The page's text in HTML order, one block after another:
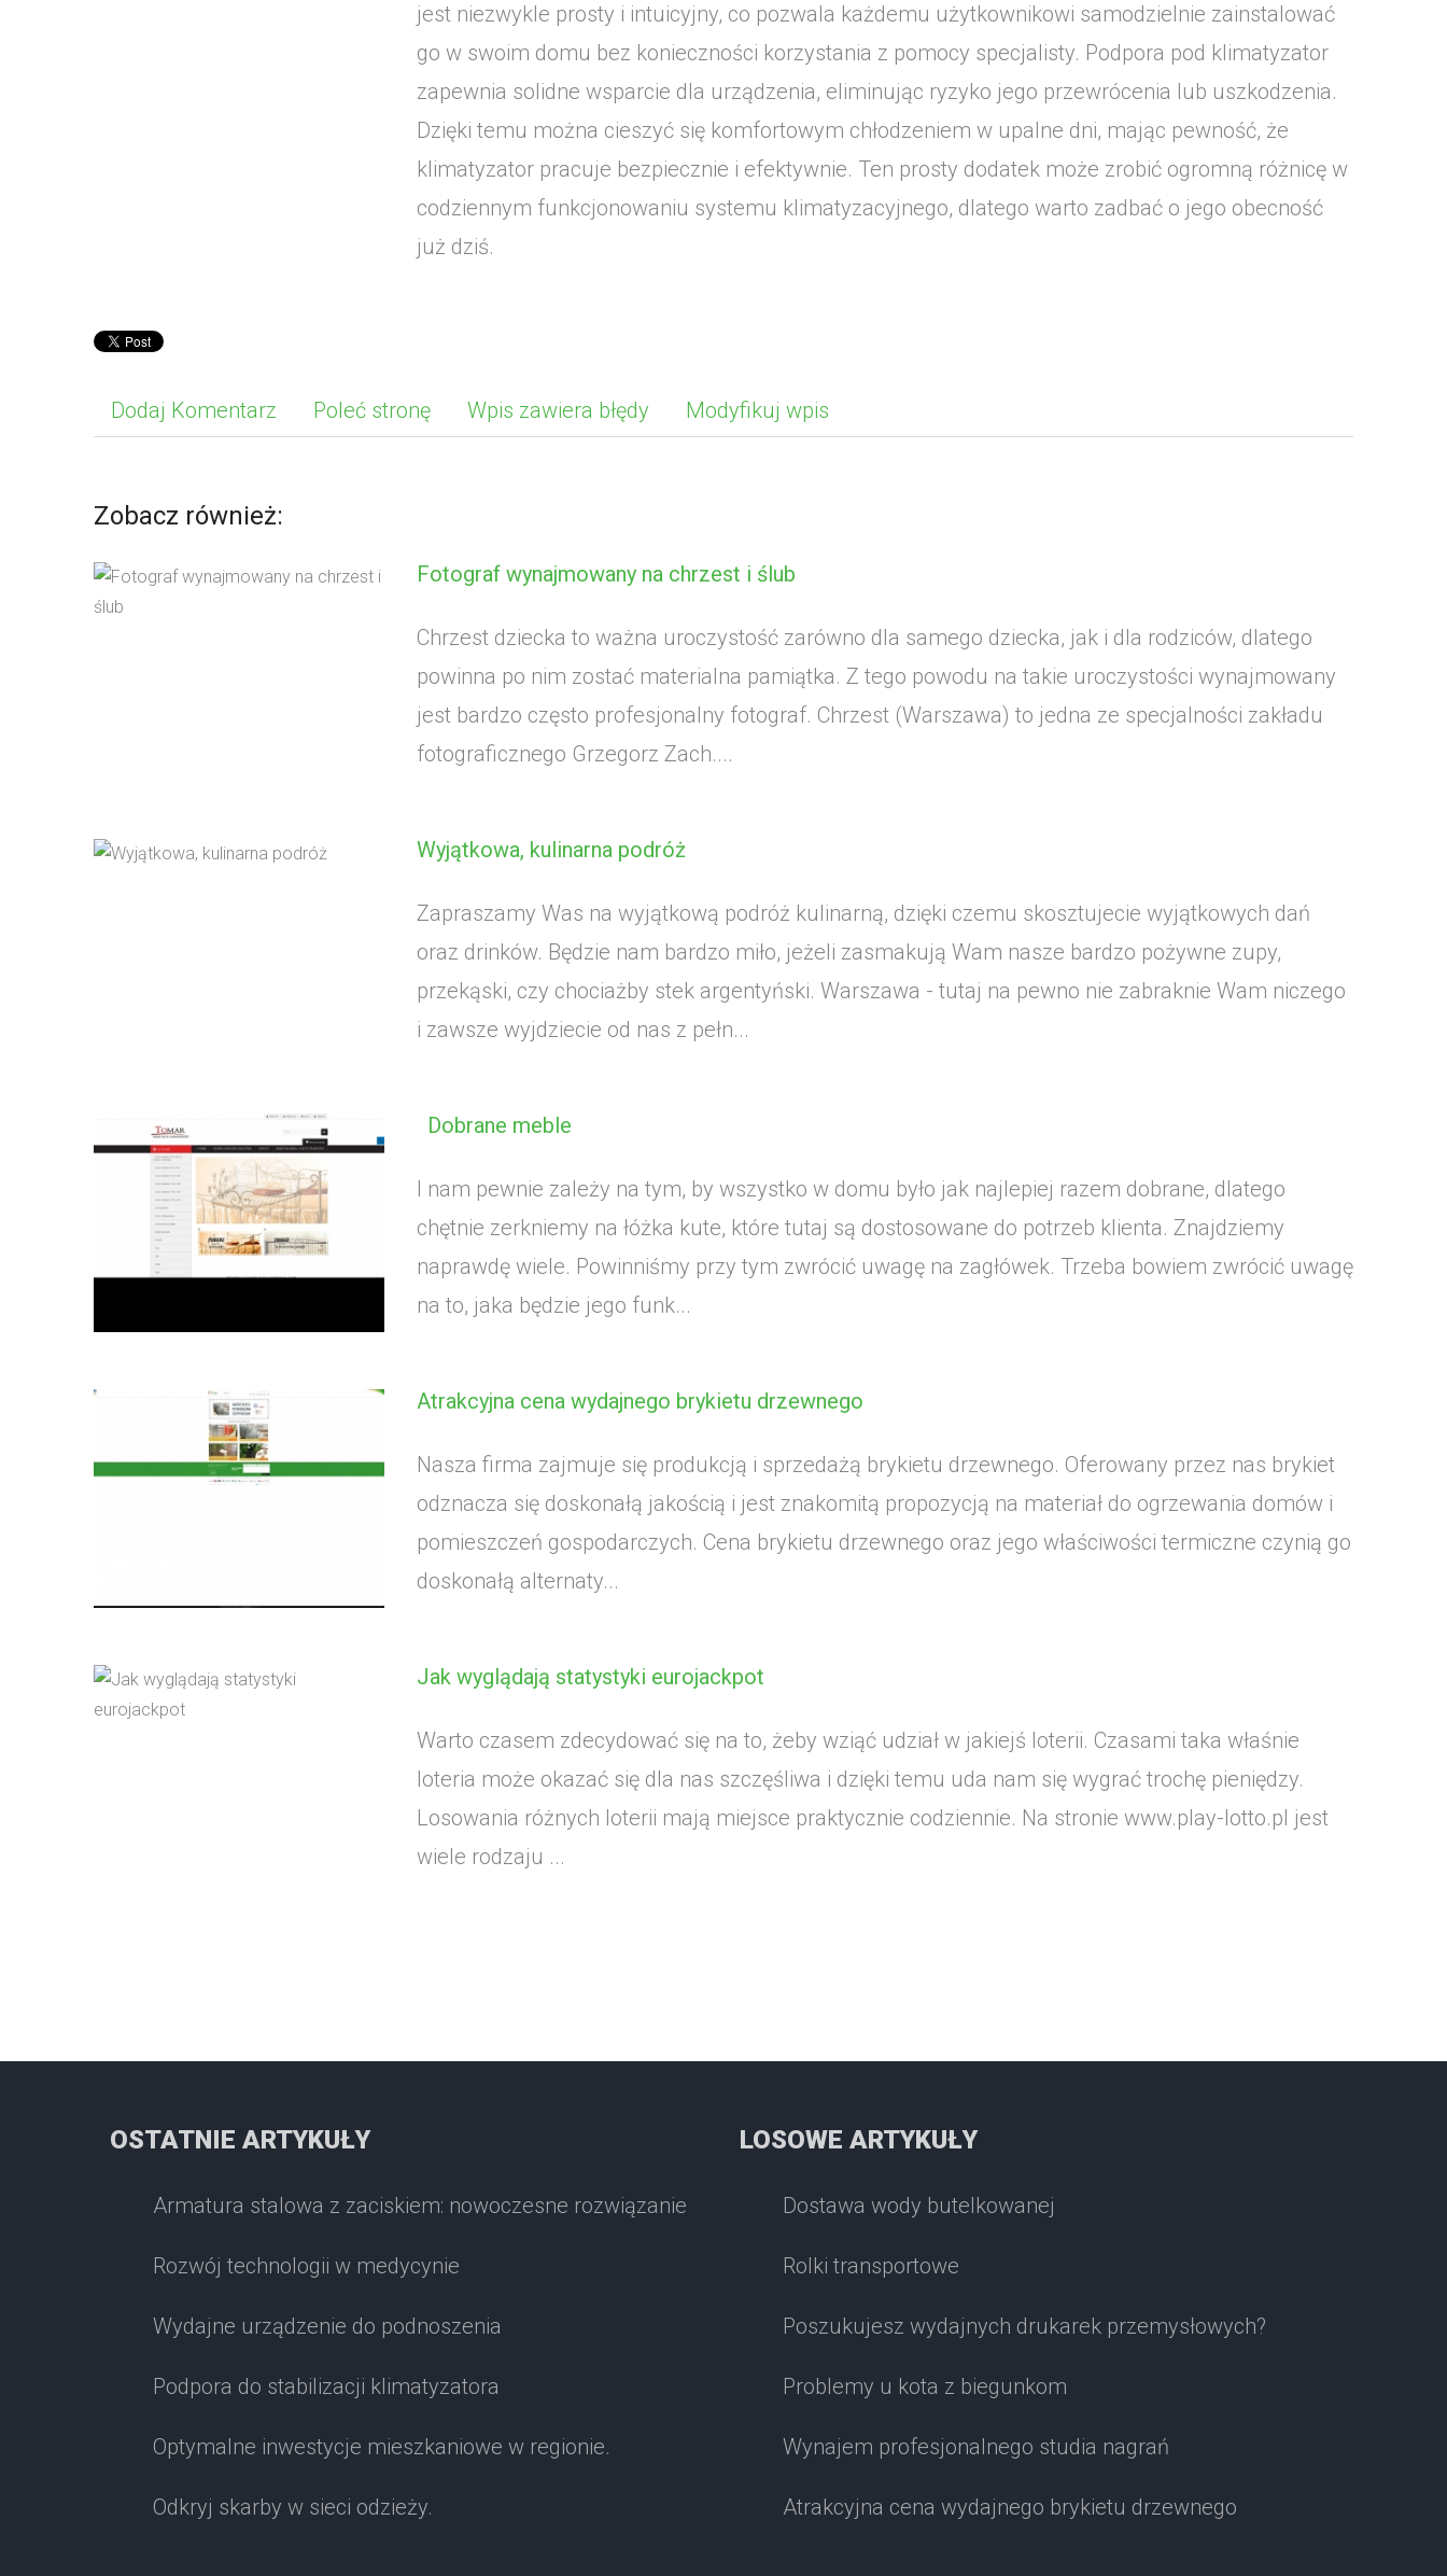
jest niezwykle prosty i intuicyjny, co pozwala każdemu użytkownikowi samodzielnie zainstalować
go w swoim domu bez konieczności korzystania z pomocy specjalisty. Podpora pod klimatyzator
zapewnia solidne wsparcie dla urządzenia, eliminując ryzyko jego przewrócenia lub uszkodzenia.
Dzięki temu można cieszyć się komfortowym chłodzeniem w upalne dni, mając pewność, że
klimatyzator pracuje bezpiecznie i efektywnie. Ten prosty dodatek może zrobić ogromną różnicę w
codziennym funkcjonowaniu systemu klimatyzacyjnego, dlatego warto zadbać o jego obecność
już dziś.
Dodaj Komentarz Poleć stronę Wpis zawiera błędy Modyfikuj wpis
Zobacz również:
Fotograf wynajmowany na chrzest i ślub
Chrzest dziecka to ważna uroczystość zarówno dla samego dziecka, jak i dla rodziców, dlatego
powinna po nim zostać materialna pamiątka. Z tego powodu na takie uroczystości wynajmowany
jest bardzo często profesjonalny fotograf. Chrzest (Warszawa) to jedna ze specjalności zakładu
fotograficznego Grzegorz Zach....
Wyjątkowa, kulinarna podróż
Zapraszamy Was na wyjątkową podróż kulinarną, dzięki czemu skosztujecie wyjątkowych dań
oraz drinków. Będzie nam bardzo miło, jeżeli zasmakują Wam nasze bardzo pożywne zupy,
przekąski, czy chociażby stek argentyński. Warszawa - tutaj na pewno nie zabraknie Wam niczego
i zawsze wyjdziecie od nas z pełn...
Dobrane meble
I nam pewnie zależy na tym, by wszystko w domu było jak najlepiej razem dobrane, dlatego
chętnie zerkniemy na łóżka kute, które tutaj są dostosowane do potrzeb klienta. Znajdziemy
naprawdę wiele. Powinniśmy przy tym zwrócić uwagę na zagłówek. Trzeba bowiem zwrócić uwagę
na to, jaka będzie jego funk...
Atrakcyjna cena wydajnego brykietu drzewnego
Nasza firma zajmuje się produkcją i sprzedażą brykietu drzewnego. Oferowany przez nas brykiet
odznacza się doskonałą jakością i jest znakomitą propozycją na materiał do ogrzewania domów i
pomieszczeń gospodarczych. Cena brykietu drzewnego oraz jego właściwości termiczne czynią go
doskonałą alternaty...
Jak wyglądają statystyki eurojackpot
Warto czasem zdecydować się na to, żeby wziąć udział w jakiejś loterii. Czasami taka właśnie
loteria może okazać się dla nas szczęśliwa i dzięki temu uda nam się wygrać trochę pieniędzy.
Losowania różnych loterii mają miejsce praktycznie codziennie. Na stronie www.play-lotto.pl jest
wiele rodzaju ...
OSTATNIE ARTYKUŁY
Armatura stalowa z zaciskiem: nowoczesne rozwiązanie
Rozwój technologii w medycynie
Wydajne urządzenie do podnoszenia
Podpora do stabilizacji klimatyzatora
Optymalne inwestycje mieszkaniowe w regionie.
Odkryj skarby w sieci odzieży.
LOSOWE ARTYKUŁY
Dostawa wody butelkowanej
Rolki transportowe
Poszukujesz wydajnych drukarek przemysłowych?
Problemy u kota z biegunkom
Wynajem profesjonalnego studia nagrań
Atrakcyjna cena wydajnego brykietu drzewnego